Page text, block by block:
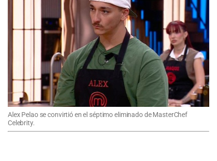
Alex Pelao se convirtió en el séptimo eliminado de MasterChef
Celebrity.